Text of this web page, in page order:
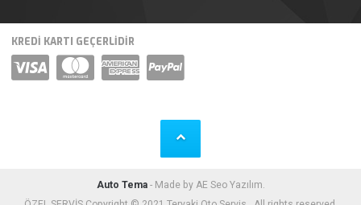
KREDI KARTI GEÇERLIDIR
Auto Tema- Made by AE Seo Yazılım.